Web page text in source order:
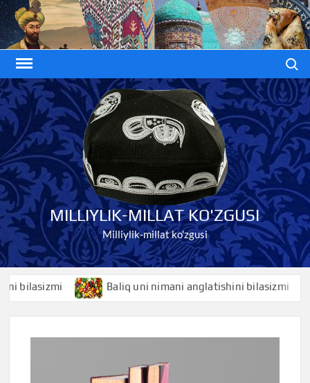
Skip
to
content
MILLIYLIK-MILLAT KO'ZGUSI
Milliylik-millat ko'zgusi
Baliq uni nimani anglatishini bilasizmi